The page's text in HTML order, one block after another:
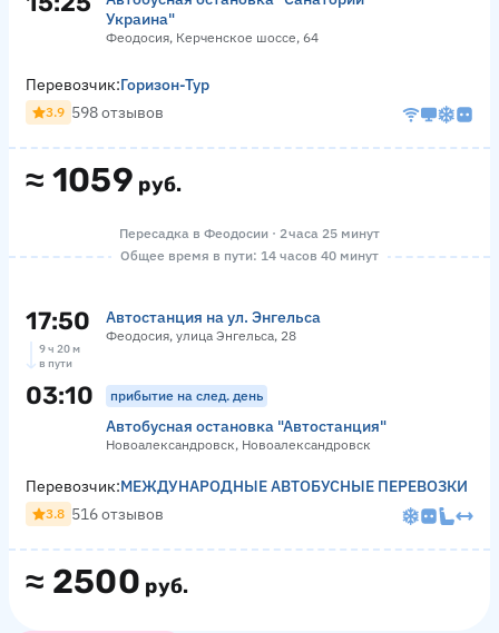
Украина"
Феодосия, Керченское шоссе, 64
≈ 1059 руб.
Перевозчик:Горизон-Тур
3.9 598 отзывов
Пересадка в Феодосии · 2 часа 25 минут
Общее время в пути: 14 часов 40 минут
17:50 Автостанция на ул. Энгельса
Феодосия, улица Энгельса, 28
9 ч 20 м
в пути
03:10 прибытие на след. день
Автобусная остановка "Автостанция"
Новоалександровск, Новоалександровск
≈ 2500 руб.
Перевозчик:МЕЖДУНАРОДНЫЕ АВТОБУСНЫЕ ПЕРЕВОЗКИ
3.8 516 отзывов